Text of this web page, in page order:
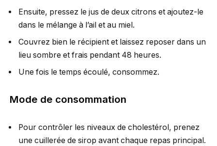
Ensuite, pressez le jus de deux citrons et ajoutez-le
dans le mélange à l’ail et au miel.
Couvrez bien le récipient et laissez reposer dans un
lieu sombre et frais pendant 48 heures.
Une fois le temps écoulé, consommez.
Mode de consommation
Pour contrôler les niveaux de cholestérol, prenez
une cuillerée de sirop avant chaque repas principal.